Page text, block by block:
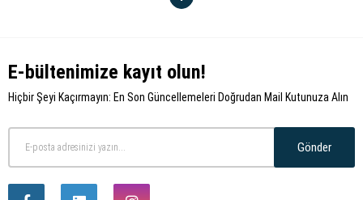
E-bültenimize kayıt olun!
Hiçbir Şeyi Kaçırmayın: En Son Güncellemeleri Doğrudan Mail Kutunuza Alın
Gönder